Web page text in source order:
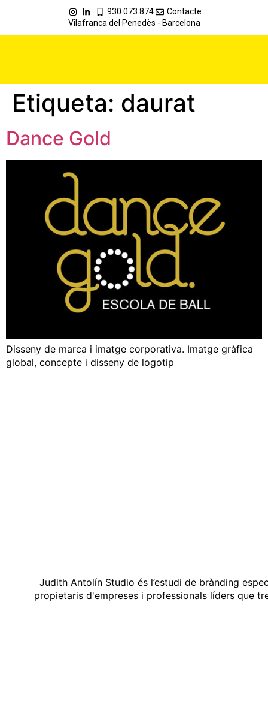
930 073 874
Contacte
Vilafranca del Penedès - Barcelona
Etiqueta: daurat
Dance Gold
Disseny de marca i imatge corporativa. Imatge gràfica
global, concepte i disseny de logotip
Judith Antolín Studio és l’estudi de brànding
propietaris d'empreses i professionals líders que